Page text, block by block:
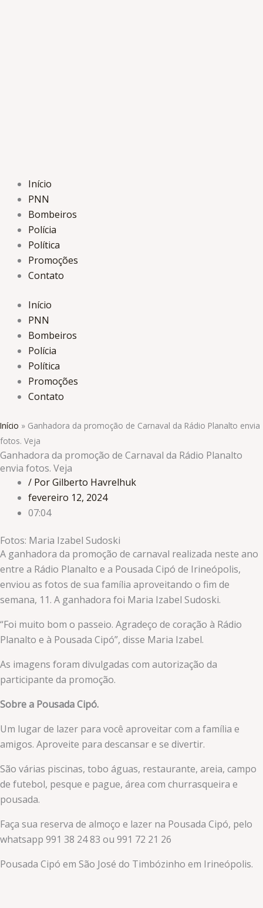
Início
PNN
Bombeiros
Polícia
Política
Promoções
Contato
Início
PNN
Bombeiros
Polícia
Política
Promoções
Contato
Início » Ganhadora da promoção de Carnaval da Rádio Planalto envia
fotos. Veja
Ganhadora da promoção de Carnaval da Rádio Planalto
envia fotos. Veja
/ Por Gilberto Havrelhuk
fevereiro 12, 2024
07:04
Fotos: Maria Izabel Sudoski
A ganhadora da promoção de carnaval realizada neste ano
entre a Rádio Planalto e a Pousada Cipó de Irineópolis,
enviou as fotos de sua família aproveitando o fim de
semana, 11. A ganhadora foi Maria Izabel Sudoski.
“Foi muito bom o passeio. Agradeço de coração à Rádio
Planalto e à Pousada Cipó”, disse Maria Izabel.
As imagens foram divulgadas com autorização da
participante da promoção.
Sobre a Pousada Cipó.
Um lugar de lazer para você aproveitar com a família e
amigos. Aproveite para descansar e se divertir.
São várias piscinas, tobo águas, restaurante, areia, campo
de futebol, pesque e pague, área com churrasqueira e
pousada.
Faça sua reserva de almoço e lazer na Pousada Cipó, pelo
whatsapp 991 38 24 83 ou 991 72 21 26
Pousada Cipó em São José do Timbózinho em Irineópolis.